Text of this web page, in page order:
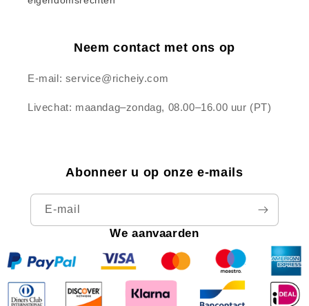
Neem contact met ons op
E-mail: service@richeiy.com
Livechat: maandag–zondag, 08.00–16.00 uur (PT)
Abonneer u op onze e-mails
E‑mail
We aanvaarden